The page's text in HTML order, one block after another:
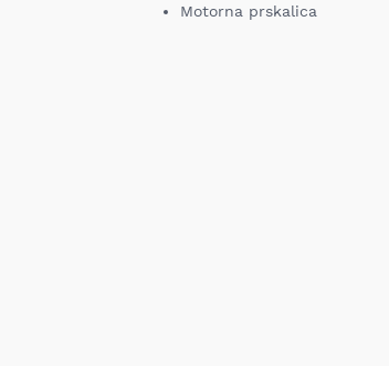
Motorna prskalica